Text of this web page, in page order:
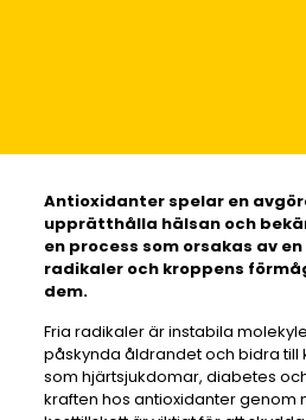
Antioxidanter spelar en
upprätthålla hälsan och
en process som orsakas av
radikaler och kroppens
dem.
Fria radikaler är instabila
påskynda åldrandet och bidra till
som hjärtsjukdomar, diabetes
kraften hos antioxidanter genom